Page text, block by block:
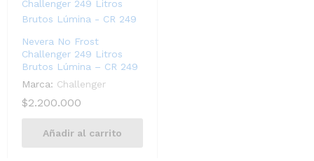
Nevera No Frost
Challenger 249 Litros
Brutos Lúmina – CR 249
Marca: Challenger
$2.200.000
Añadir al carrito